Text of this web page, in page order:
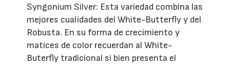
Syngonium Silver: Esta variedad combina las
mejores cualidades del White-Butterfly y del
Robusta. En su forma de crecimiento y
matices de color recuerdan al White-
Buterfly tradicional si bien presenta el